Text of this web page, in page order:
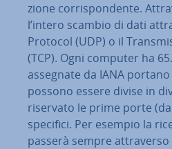
zio­ne cor­ri­spon­den­te.
l’intero scambio di dati
Protocol (UDP) o il
(TCP). Ogni computer ha
assegnate da IANA
possono essere divise in
riservato le prime porte
specifici. Per esempio la
passerà sempre at­tra­ver­so